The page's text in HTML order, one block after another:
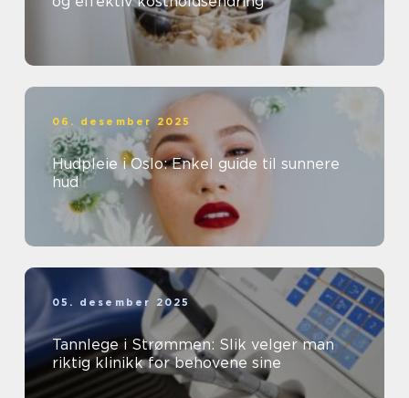
06. desember 2025
Hudpleie i Oslo: Enkel guide til sunnere
hud
05. desember 2025
Tannlege i Strømmen: Slik velger man
riktig klinikk for behovene sine